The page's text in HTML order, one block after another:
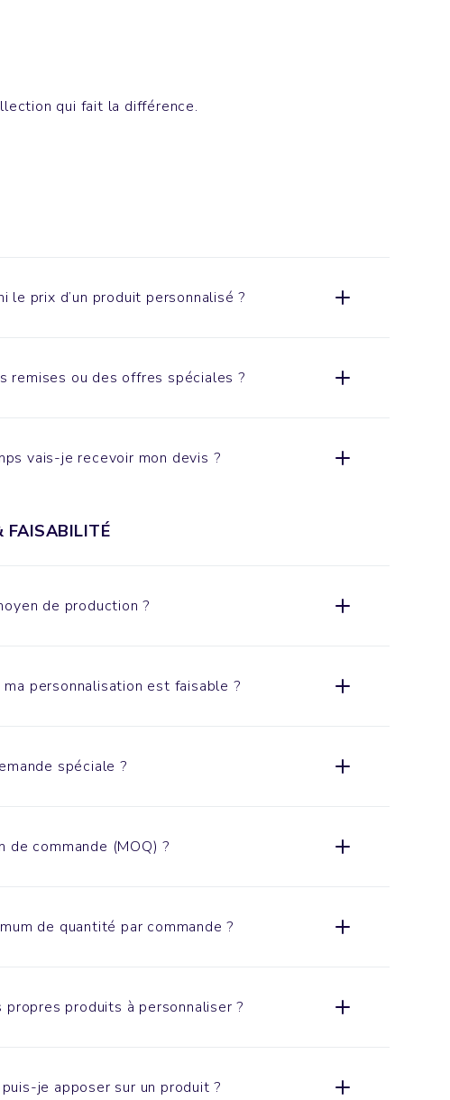
qui fait la différence.
le prix d’un produit personnalisé ?
remises ou des offres spéciales ?
vais-je recevoir mon devis ?
FAISABILITÉ
de production ?
personnalisation est faisable ?
spéciale ?
de commande (MOQ) ?
de quantité par commande ?
propres produits à personnaliser ?
je apposer sur un produit ?